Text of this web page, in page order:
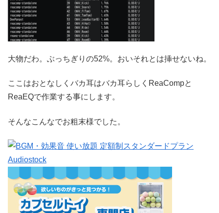
大物だわ。ぶっちぎりの52%。おいそれとは挿せないね。
ここはおとなしくバカ耳はバカ耳らしくReaCompと
ReaEQで作業する事にします。
そんなこんなでお粗末様でした。